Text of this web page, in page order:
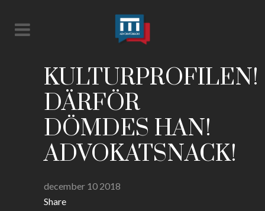
KULTURPROFILEN!
DÄRFÖR
DÖMDES HAN!
ADVOKATSNACK!
december 10 2018
Share